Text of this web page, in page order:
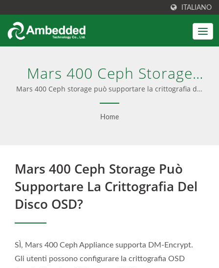
ITALIANO
Mars 400 Ceph Storage
Può Supportare La
Crittografia Del Disco
Ridotto - Ambedded
Mars 400 Ceph storage può supportare la crittografia del
disco OSD? | La soluzione Ceph si integra con
installazione facile, software preconfigurato e
Home
Mars 400 Ceph Storage Può
Supportare La Crittografia Del
Disco OSD?
SÌ, Mars 400 Ceph Appliance supporta DM-Encrypt.
Gli utenti possono configurare la crittografia OSD